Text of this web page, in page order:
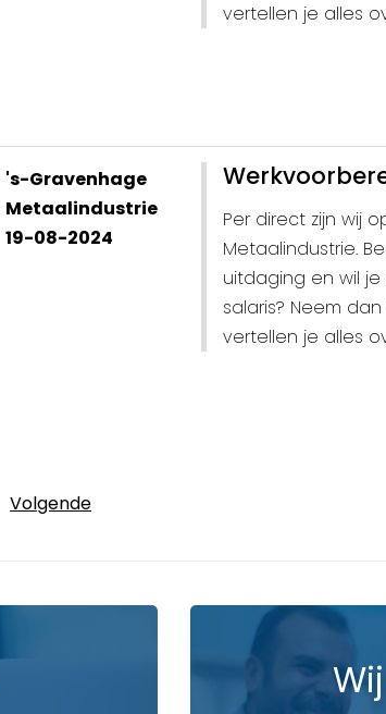
vertellen je alles
's-Gravenhage
Metaalindustrie
19-08-2024
Per direct zijn wij
Metaalindustrie.
uitdaging en wil
salaris? Neem
vertellen je alles
Volgende